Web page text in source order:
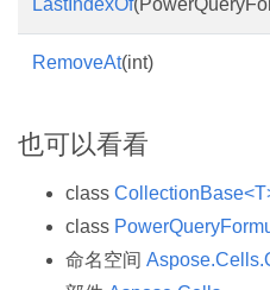
LastIndexOf
RemoveAt(int)
也可以看看
class
class
命名空间